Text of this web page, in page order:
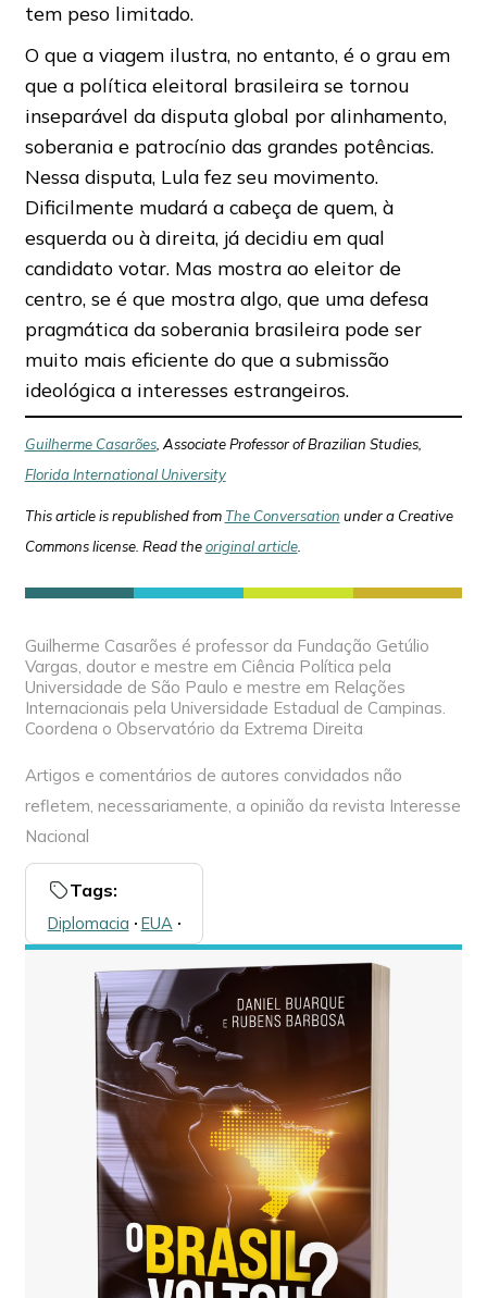
tem peso limitado.
O que a viagem ilustra, no entanto, é o grau em
que a política eleitoral brasileira se tornou
inseparável da disputa global por alinhamento,
soberania e patrocínio das grandes potências.
Nessa disputa, Lula fez seu movimento.
Dificilmente mudará a cabeça de quem, à
esquerda ou à direita, já decidiu em qual
candidato votar. Mas mostra ao eleitor de
centro, se é que mostra algo, que uma defesa
pragmática da soberania brasileira pode ser
muito mais eficiente do que a submissão
ideológica a interesses estrangeiros.
Guilherme Casarões, Associate Professor of Brazilian Studies,
Florida International University
This article is republished from The Conversation under a Creative
Commons license. Read theoriginal article.
Guilherme Casarões é professor da Fundação Getúlio
Vargas, doutor e mestre em Ciência Política pela
Universidade de São Paulo e mestre em Relações
Internacionais pela Universidade Estadual de Campinas.
Coordena o Observatório da Extrema Direita
Artigos e comentários de autores convidados não
refletem, necessariamente, a opinião da revista Interesse
Nacional
Tags:
Diplomacia 🞌 EUA 🞌